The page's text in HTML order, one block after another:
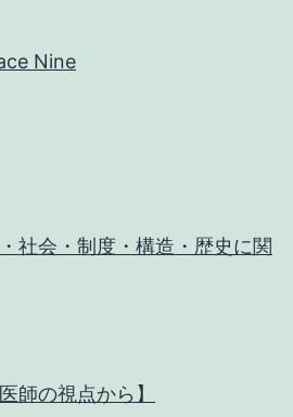
Nine
社会・制度・構造・歴史に関
師の視点から】